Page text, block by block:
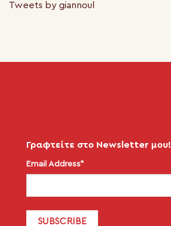
Tweets by giannoul
Γραφτείτε στο Newsletter μου!
Email Address*